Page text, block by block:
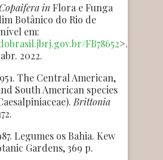
in Flora e Funga
Botânico do Rio de
em:
FB78652>.
2022.
The Central American,
South American species
Brittonia
Legumes os Bahia. Kew
Gardens, 369 p.